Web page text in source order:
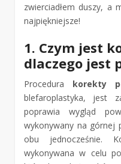
zwierciadłem duszy, a
najpiękniejsze!
1. Czym jest
dlaczego jest
Procedura korekty
blefaroplastyka, jest
poprawia wygląd
wykonywany na górnej
obu jednocześnie.
wykonywana w celu